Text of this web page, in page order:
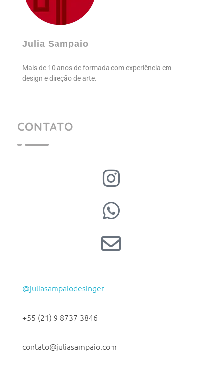
Julia Sampaio
Mais de 10 anos de formada com experiência em
design e direção de arte.
CONTATO
@juliasampaiodesinger
+55 (21) 9 8737 3846
contato@juliasampaio.com